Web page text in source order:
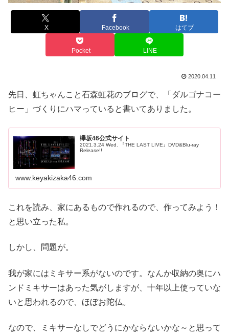
X Facebook はてブ
Pocket LINE
2020.04.11
先日、虹ちゃんこと石森虹花のブログで、「ダルゴナコー
ヒー」づくりにハマっていると書いてありました。
欅坂46公式サイト
2021.3.24 Wed. 『THE LAST LIVE』DVD&Blu-ray
Release!!
www.keyakizaka46.com
これを読み、家にあるもので作れるので、作ってみよう！
と思い立った私。
しかし、問題が。
我が家にはミキサー系がないのです。なんか収納の奥にハ
ンドミキサーはあった気がしますが、十年以上使っていな
いと思われるので、ほぼお陀仏。
なので、ミキサーなしでどうにかならないかな～と思って